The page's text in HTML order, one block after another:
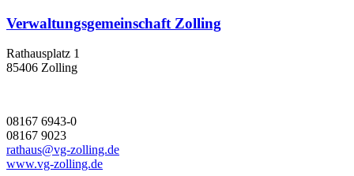
Verwaltungsgemeinschaft Zolling
Rathausplatz 1
85406 Zolling
08167 6943-0
08167 9023
rathaus@vg-zolling.de
www.vg-zolling.de